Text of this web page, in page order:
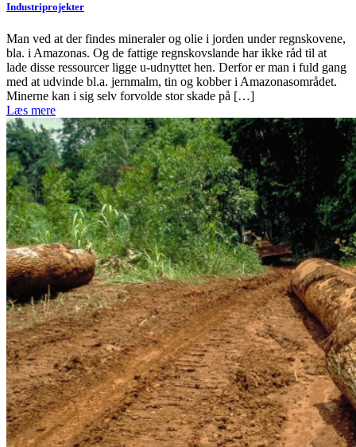
Industriprojekter
Man ved at der findes mineraler og olie i jorden under regnskovene,
bla. i Amazonas. Og de fattige regnskovslande har ikke råd til at
lade disse ressourcer ligge u-udnyttet hen. Derfor er man i fuld gang
med at udvinde bl.a. jernmalm, tin og kobber i Amazonasområdet.
Minerne kan i sig selv forvolde stor skade på […]
Læs mere